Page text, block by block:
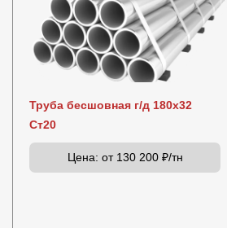
Труба бесшовная г/д 180х32
Ст20
Цена: от 130 200 ₽/тн